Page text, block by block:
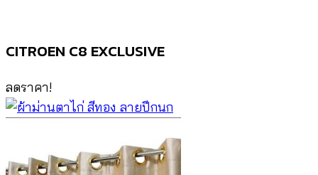
CITROEN C8 EXCLUSIVE
ลดราคา!